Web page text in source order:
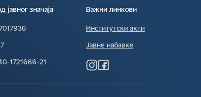
јавног значаја
7017936
1721666-21
Важни линкови
Институтски акти
Јавне набавке